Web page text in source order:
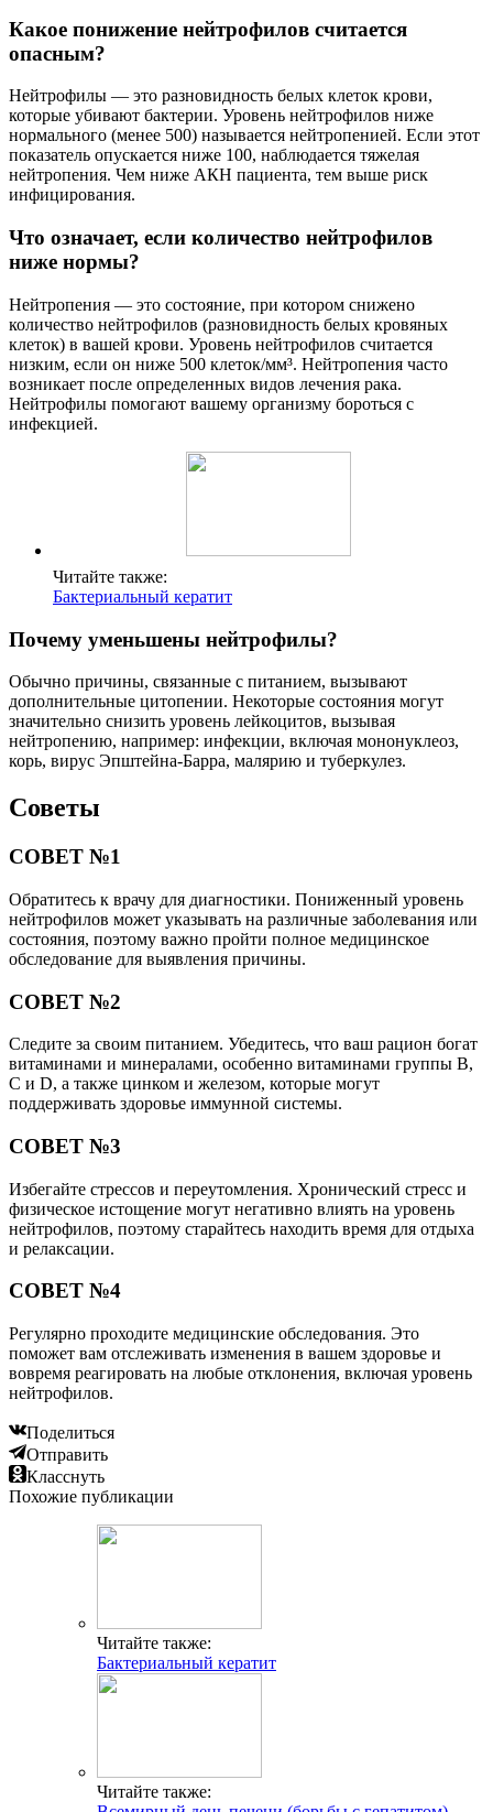
Какое понижение нейтрофилов считается
опасным?
Нейтрофилы — это разновидность белых клеток крови,
которые убивают бактерии. Уровень нейтрофилов ниже
нормального (менее 500) называется нейтропенией. Если этот
показатель опускается ниже 100, наблюдается тяжелая
нейтропения. Чем ниже АКН пациента, тем выше риск
инфицирования.
Что означает, если количество нейтрофилов
ниже нормы?
Нейтропения — это состояние, при котором снижено
количество нейтрофилов (разновидность белых кровяных
клеток) в вашей крови. Уровень нейтрофилов считается
низким, если он ниже 500 клеток/мм³. Нейтропения часто
возникает после определенных видов лечения рака.
Нейтрофилы помогают вашему организму бороться с
инфекцией.
Читайте также:
Бактериальный кератит
Почему уменьшены нейтрофилы?
Обычно причины, связанные с питанием, вызывают
дополнительные цитопении. Некоторые состояния могут
значительно снизить уровень лейкоцитов, вызывая
нейтропению, например: инфекции, включая мононуклеоз,
корь, вирус Эпштейна-Барра, малярию и туберкулез.
Советы
СОВЕТ №1
Обратитесь к врачу для диагностики. Пониженный уровень
нейтрофилов может указывать на различные заболевания или
состояния, поэтому важно пройти полное медицинское
обследование для выявления причины.
СОВЕТ №2
Следите за своим питанием. Убедитесь, что ваш рацион богат
витаминами и минералами, особенно витаминами группы B,
C и D, а также цинком и железом, которые могут
поддерживать здоровье иммунной системы.
СОВЕТ №3
Избегайте стрессов и переутомления. Хронический стресс и
физическое истощение могут негативно влиять на уровень
нейтрофилов, поэтому старайтесь находить время для отдыха
и релаксации.
СОВЕТ №4
Регулярно проходите медицинские обследования. Это
поможет вам отслеживать изменения в вашем здоровье и
вовремя реагировать на любые отклонения, включая уровень
нейтрофилов.
Поделиться
Отправить
Класснуть
Похожие публикации
Читайте также:
Бактериальный кератит
Читайте также: